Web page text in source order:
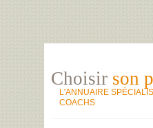
Choisir son
L'ANNUAIRE
COACHS